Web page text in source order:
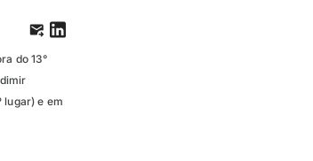
do 13°
lugar) e em